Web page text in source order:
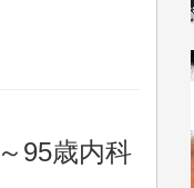
95歳内科